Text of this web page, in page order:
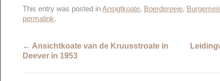
This entry was posted inAnsigtkoate, Boerdereeje,
permalink.
← Ansichtkoate van de Kruusstroate in
Deever in 1953